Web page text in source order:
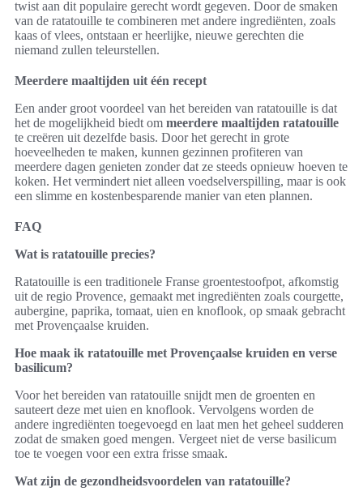
twist aan dit populaire gerecht wordt gegeven. Door de smaken
van de ratatouille te combineren met andere ingrediënten, zoals
kaas of vlees, ontstaan er heerlijke, nieuwe gerechten die
niemand zullen teleurstellen.
Meerdere maaltijden uit één recept
Een ander groot voordeel van het bereiden van ratatouille is dat
het de mogelijkheid biedt om meerdere maaltijden ratatouille
te creëren uit dezelfde basis. Door het gerecht in grote
hoeveelheden te maken, kunnen gezinnen profiteren van
meerdere dagen genieten zonder dat ze steeds opnieuw hoeven te
koken. Het vermindert niet alleen voedselverspilling, maar is ook
een slimme en kostenbesparende manier van eten plannen.
FAQ
Wat is ratatouille precies?
Ratatouille is een traditionele Franse groentestoofpot, afkomstig
uit de regio Provence, gemaakt met ingrediënten zoals courgette,
aubergine, paprika, tomaat, uien en knoflook, op smaak gebracht
met Provençaalse kruiden.
Hoe maak ik ratatouille met Provençaalse kruiden en verse
basilicum?
Voor het bereiden van ratatouille snijdt men de groenten en
sauteert deze met uien en knoflook. Vervolgens worden de
andere ingrediënten toegevoegd en laat men het geheel sudderen
zodat de smaken goed mengen. Vergeet niet de verse basilicum
toe te voegen voor een extra frisse smaak.
Wat zijn de gezondheidsvoordelen van ratatouille?